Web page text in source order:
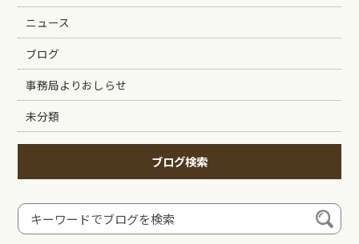
ニュース
ブログ
事務局よりおしらせ
未分類
ブログ検索